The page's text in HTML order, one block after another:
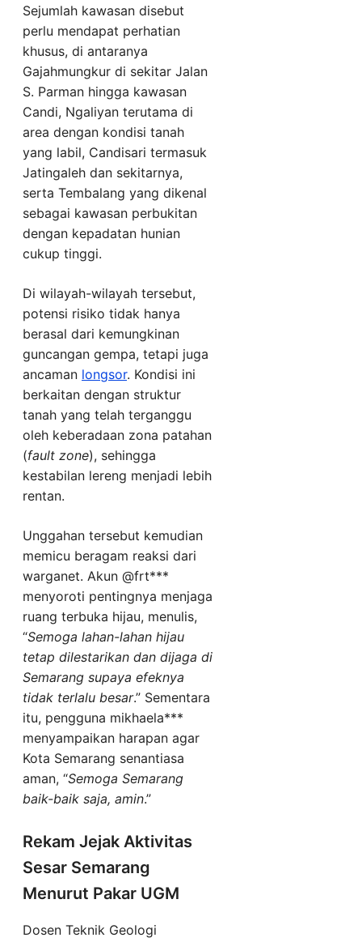
Sejumlah kawasan disebut
perlu mendapat perhatian
khusus, di antaranya
Gajahmungkur di sekitar Jalan
S. Parman hingga kawasan
Candi, Ngaliyan terutama di
area dengan kondisi tanah
yang labil, Candisari termasuk
Jatingaleh dan sekitarnya,
serta Tembalang yang dikenal
sebagai kawasan perbukitan
dengan kepadatan hunian
cukup tinggi.
Di wilayah-wilayah tersebut,
potensi risiko tidak hanya
berasal dari kemungkinan
guncangan gempa, tetapi juga
ancaman longsor. Kondisi ini
berkaitan dengan struktur
tanah yang telah terganggu
oleh keberadaan zona patahan
(fault zone), sehingga
kestabilan lereng menjadi lebih
rentan.
Unggahan tersebut kemudian
memicu beragam reaksi dari
warganet. Akun @frt***
menyoroti pentingnya menjaga
ruang terbuka hijau, menulis,
“Semoga lahan-lahan hijau
tetap dilestarikan dan dijaga di
Semarang supaya efeknya
tidak terlalu besar.” Sementara
itu, pengguna mikhaela***
menyampaikan harapan agar
Kota Semarang senantiasa
aman, “Semoga Semarang
baik-baik saja, amin.”
Rekam Jejak Aktivitas
Sesar Semarang
Menurut Pakar UGM
Dosen Teknik Geologi